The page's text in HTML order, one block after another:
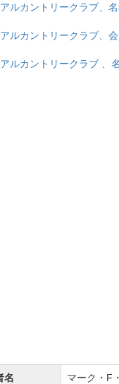
ルカントリークラブ、名
ルカントリークラブ、
ルカントリークラブ 、
名 マーク・F